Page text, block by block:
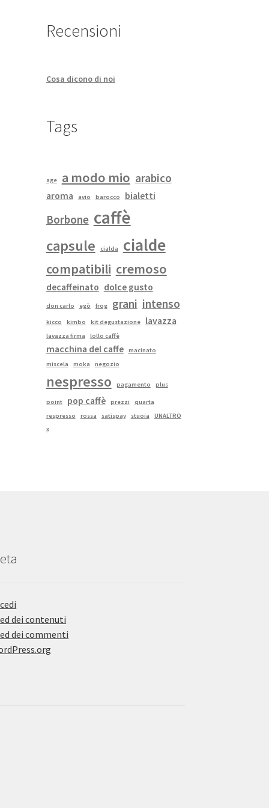
Recensioni
Cosa dicono di noi
Tags
age a modo mio arabico
aroma avio barocco bialetti
Borbone caffè
capsule cialda cialde
compatibili cremoso
decaffeinato dolce gusto
don carlo egò frog grani intenso
kicco kimbo kit degustazione lavazza
lavazza firma lollo caffè
macchina del caffe
macinato
miscela
moka negozio
nespresso pagamento plus
point pop caffè prezzi
quarta
respresso
rossa satispay stuoia
UNALTRO
x
dei contenuti
dei commenti